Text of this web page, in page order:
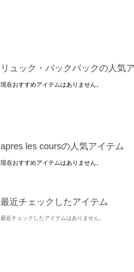
リュック・バックパックの人気
現在おすすめアイテムはありません。
apres les coursの人気アイテム
現在おすすめアイテムはありません。
最近チェックしたアイテム
最近チェックしたアイテムはありません。